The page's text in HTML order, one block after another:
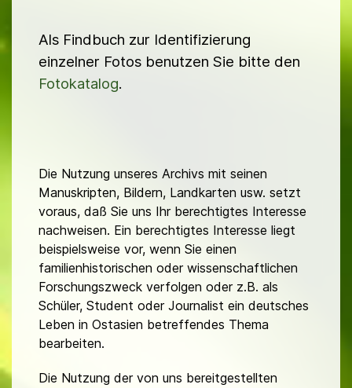
Als Findbuch zur Identifizierung
einzelner Fotos benutzen Sie bitte den
Fotokatalog.
Die Nutzung unseres Archivs mit seinen
Manuskripten, Bildern, Landkarten usw. setzt
voraus, daß Sie uns Ihr berechtigtes Interesse
nachweisen. Ein berechtigtes Interesse liegt
beispielsweise vor, wenn Sie einen
familienhistorischen oder wissenschaftlichen
Forschungszweck verfolgen oder z.B. als
Schüler, Student oder Journalist ein deutsches
Leben in Ostasien betreffendes Thema
bearbeiten.
Die Nutzung der von uns bereitgestellten